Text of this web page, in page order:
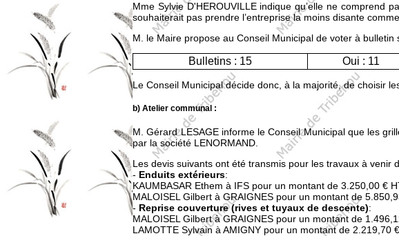
Mme Sylvie D'HEROUVILLE indique qu’elle ne comprend
souhaiterait pas prendre l’entreprise la moins disante
M. le Maire propose au Conseil Municipal de voter à
Bulletins : 15 Oui : 11
Le Conseil Municipal décide donc, à la majorité, de choisir
b) Atelier communal :
M. Gérard LESAGE informe le Conseil Municipal que les
par la société LENORMAND.
Les devis suivants ont été transmis pour les travaux à venir
- Enduits extérieurs:
KAUMBASAR Ethem à IFS pour un montant de 3.250,00 €
MALOISEL Gilbert à GRAIGNES pour un montant de
- Reprise couverture (rives et tuyaux de descente):
MALOISEL Gilbert à GRAIGNES pour un montant de
LAMOTTE Sylvain à AMIGNY pour un montant de 2.219,70